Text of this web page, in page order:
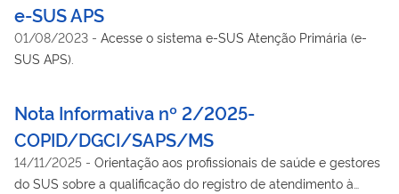
e-SUS APS
01/08/2023 - Acesse o sistema e-SUS Atenção Primária (e-
SUS APS).
Nota Informativa nº 2/2025-
COPID/DGCI/SAPS/MS
14/11/2025 - Orientação aos profissionais de saúde e gestores
do SUS sobre a qualificação do registro de atendimento à